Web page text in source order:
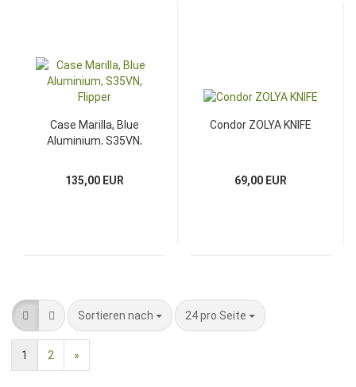
Case Marilla, Blue
Aluminium, S35VN,
135,00 EUR
Condor ZOLYA KNIFE
69,00 EUR
Sortieren nach
Sortieren nach 24 pro Seite
pro Seite
1 2 »